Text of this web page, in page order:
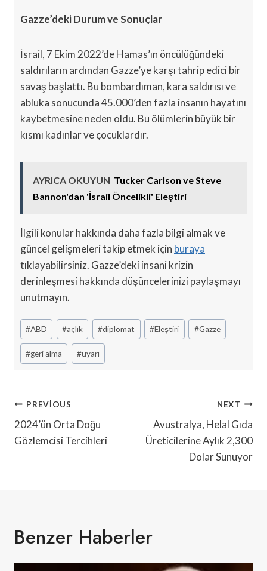
Gazze’deki Durum ve Sonuçlar
İsrail, 7 Ekim 2022’de Hamas’ın öncülüğündeki
saldırıların ardından Gazze’ye karşı tahrip edici bir
savaş başlattı. Bu bombardıman, kara saldırısı ve
abluka sonucunda 45.000’den fazla insanın hayatını
kaybetmesine neden oldu. Bu ölümlerin büyük bir
kısmı kadınlar ve çocuklardır.
AYRICA OKUYUN Tucker Carlson ve Steve
Bannon'dan 'İsrail Öncelikli' Eleştiri
İlgili konular hakkında daha fazla bilgi almak ve
güncel gelişmeleri takip etmek için buraya
tıklayabilirsiniz. Gazze’deki insani krizin
derinleşmesi hakkında düşüncelerinizi paylaşmayı
unutmayın.
Post
Tags:
#ABD #açlık #diplomat #Eleştiri #Gazze
#geri alma #uyarı
Yazı
Gezinmesi
PREVIOUS
2024’ün Orta Doğu
Gözlemcisi Tercihleri
NEXT
Avustralya, Helal Gıda
Üreticilerine Aylık 2,300
Dolar Sunuyor
Benzer Haberler